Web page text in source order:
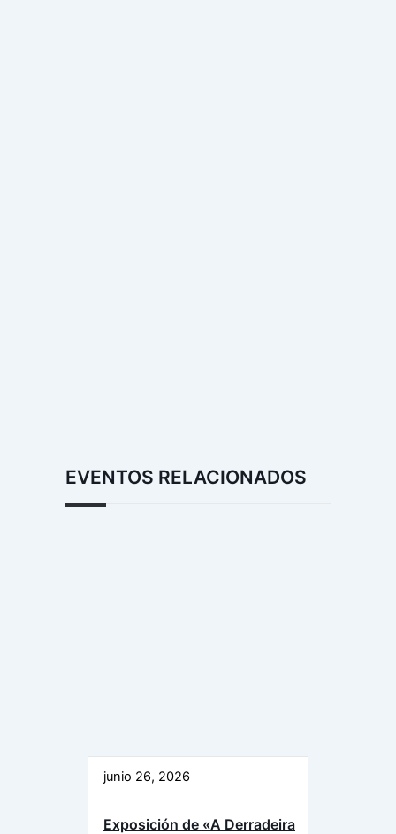
EVENTOS RELACIONADOS
junio 26, 2026
Exposición de «A Derradeira